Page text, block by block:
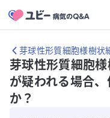
芽球性形質細胞様樹状
芽球性形質細胞様
が疑われる場合
か？